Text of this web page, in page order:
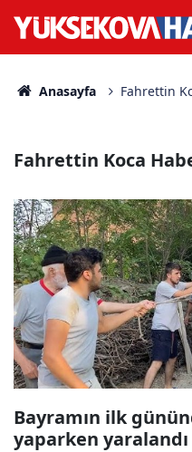
Anasayfa Fahrettin
Fahrettin Koca
Bayramın ilk
yaparken yaralandı